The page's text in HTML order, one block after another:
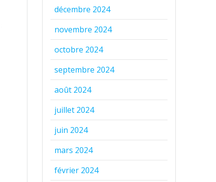
décembre 2024
novembre 2024
octobre 2024
septembre 2024
août 2024
juillet 2024
juin 2024
mars 2024
février 2024